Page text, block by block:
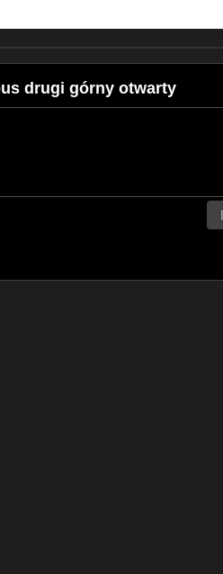
drugi górny otwarty